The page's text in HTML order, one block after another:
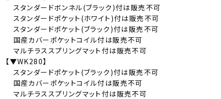
スタンダードボンネル(ブラック)付は販売不可
スタンダードポケット(ホワイト)付は販売不可
スタンダードポケット(ブラック)付は販売不可
国産カバーポケットコイル付は販売不可
マルチラススプリングマット付は販売不可
【▼WK280】
スタンダードポケット(ブラック)付は販売不可
国産カバーポケットコイル付は販売不可
マルチラススプリングマット付は販売不可